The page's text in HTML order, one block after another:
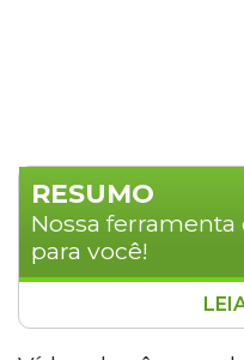
RESUMO
Nossa
para você!
O mecânico